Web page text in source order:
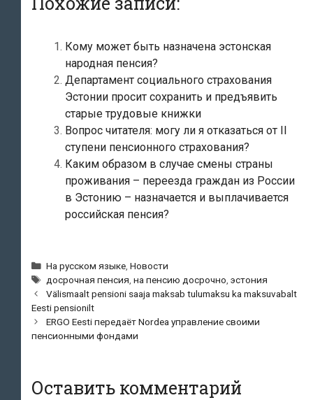
Кому может быть назначена эстонская
народная пенсия?
Департамент социального страхования
Эстонии просит сохранить и предъявить
старые трудовые книжки
Вопрос читателя: могу ли я отказаться от II
ступени пенсионного страхования?
Каким образом в случае смены страны
проживания – переезда граждан из России
в Эстонию – назначается и выплачивается
российская пенсия?
Рубрики
На русском языке ,Новости
Метки
досрочная пенсия ,на пенсию досрочно ,эстония
Навигация
по
записям
Välismaalt pensioni saaja maksab tulumaksu ka maksuvabalt
Eesti pensionilt
ERGO Eesti передаёт Nordea управление своими
пенсионными фондами
Оставить комментарий